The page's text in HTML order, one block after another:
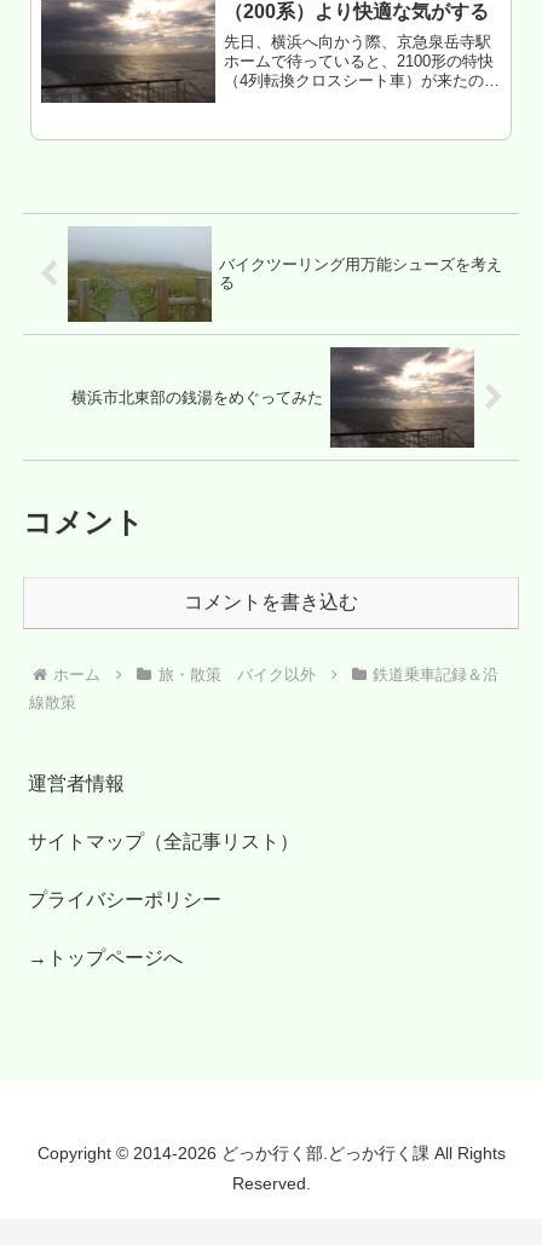
（200系）より快適な気がする
先日、横浜へ向かう際、京急泉岳寺駅
ホームで待っていると、2100形の特快
（4列転換クロスシート車）が来たので
バイクツーリング用万能シューズを考え
る
横浜市北東部の銭湯をめぐってみた
コメント
コメントを書き込む
ホーム 旅・散策 バイク以外
鉄道乗車記録＆沿
線散策
運営者情報
サイトマップ（全記事リスト）
プライバシーポリシー
→トップページへ
Copyright © 2014-2026 どっか行く部.どっか行く課 All Rights
Reserved.